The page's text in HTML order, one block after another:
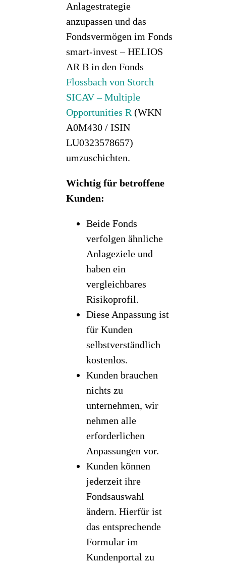
Anlagestrategie
anzupassen und das
Fondsvermögen im Fonds
smart-invest – HELIOS
AR B in den Fonds
Flossbach von Storch
SICAV – Multiple
Opportunities R (WKN
A0M430 / ISIN
LU0323578657)
umzuschichten.
Wichtig für betroffene
Kunden:
Beide Fonds
verfolgen ähnliche
Anlageziele und
haben ein
vergleichbares
Risikoprofil.
Diese Anpassung ist
für Kunden
selbstverständlich
kostenlos.
Kunden brauchen
nichts zu
unternehmen, wir
nehmen alle
erforderlichen
Anpassungen vor.
Kunden können
jederzeit ihre
Fondsauswahl
ändern. Hierfür ist
das entsprechende
Formular im
Kundenportal zu